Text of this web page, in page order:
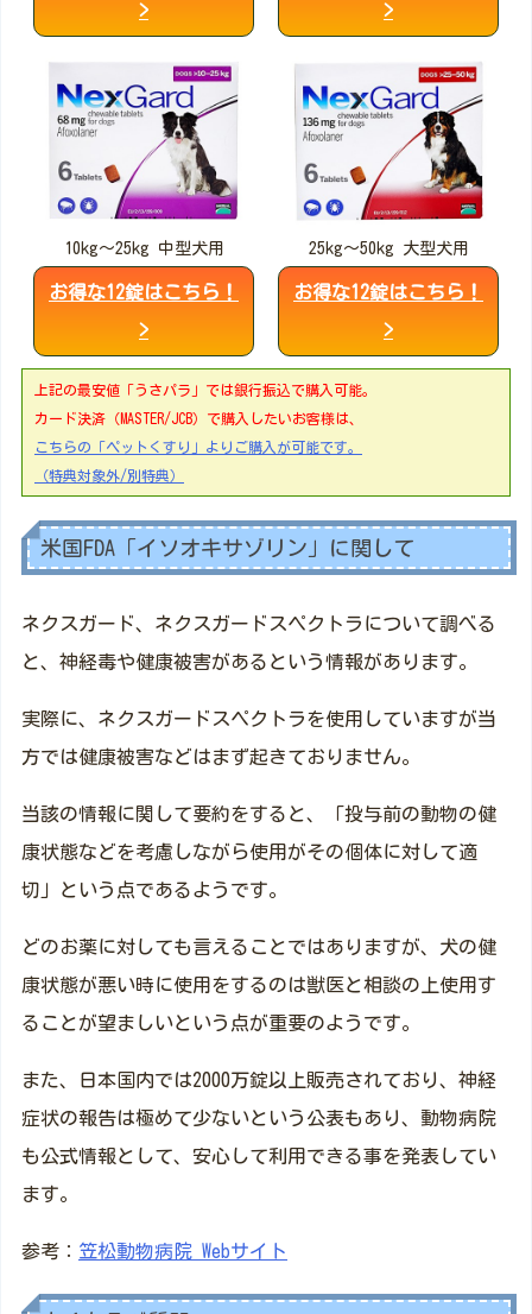
>
>
10kg～25kg 中型犬用
お得な12錠はこちら！
>
25kg～50kg 大型犬用
お得な12錠はこちら！
>
上記の最安値「うさパラ」では銀行振込で購入可能。
カード決済（MASTER/JCB）で購入したいお客様は、
こちらの「ペットくすり」よりご購入が可能です。
（特典対象外/別特典）
米国FDA「イソオキサゾリン」に関して
ネクスガード、ネクスガードスペクトラについて調べる
と、神経毒や健康被害があるという情報があります。
実際に、ネクスガードスペクトラを使用していますが当
方では健康被害などはまず起きておりません。
当該の情報に関して要約をすると、「投与前の動物の健
康状態などを考慮しながら使用がその個体に対して適
切」という点であるようです。
どのお薬に対しても言えることではありますが、犬の健
康状態が悪い時に使用をするのは獣医と相談の上使用す
ることが望ましいという点が重要のようです。
また、日本国内では2000万錠以上販売されており、神経
症状の報告は極めて少ないという公表もあり、動物病院
も公式情報として、安心して利用できる事を発表してい
ます。
参考： 笠松動物病院 Webサイト